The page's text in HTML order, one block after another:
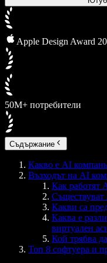
Apple Design Award
50M+ потребители
Съдържание
Какво е AI
Възходът на AI
Как работят
Какви са
Каква е
виртуален
Кой трябва
Топ 8 софтуера и